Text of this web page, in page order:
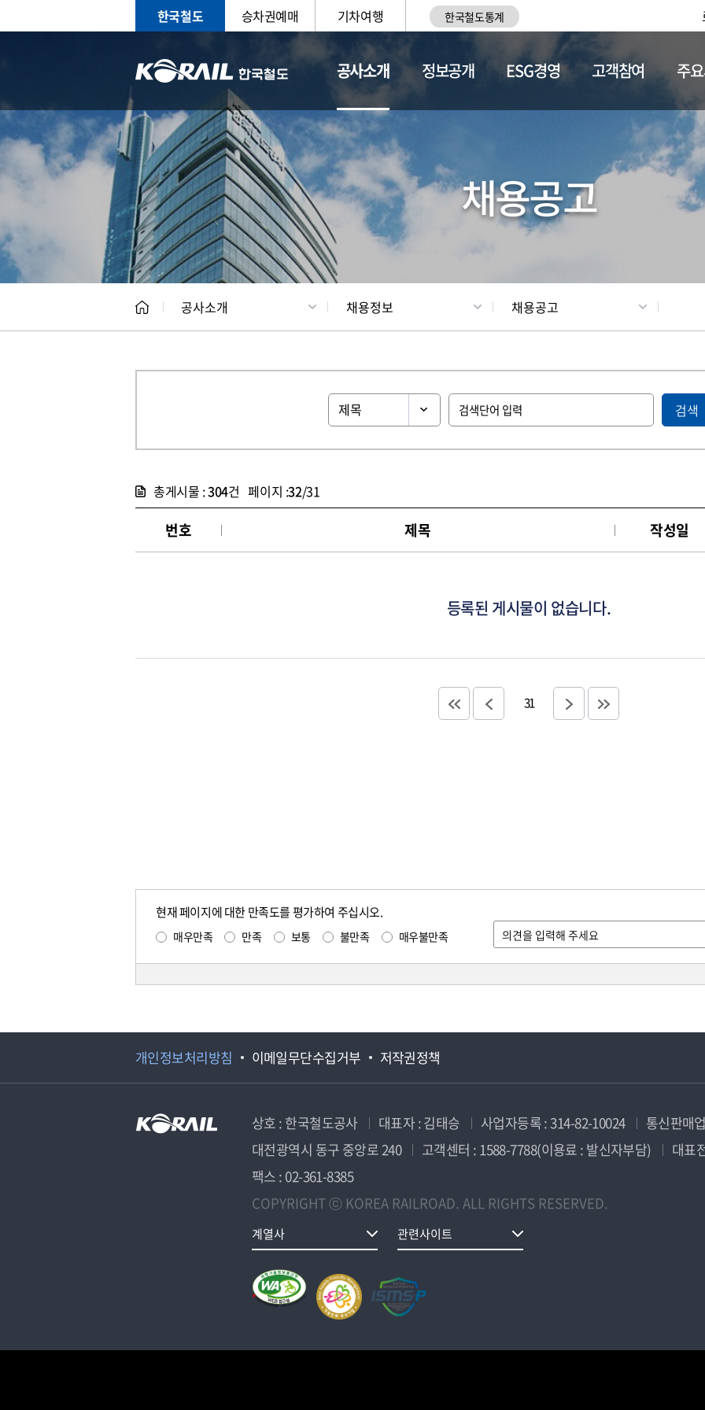
한국철도 승차권예매 기차여행 한국철도통계
공사소개
CEO 일반현황 채용정보
정보공개 ESG경영 고객참여 주
채용공고
공사소개 채용정보 채용공고
검색
총게시물 :304건 페이지 :32/31
번호 제목 작성일
등록된 게시물이 없습니다.
31
현재 페이지에 대한 만족도를 평가하여 주십시오.
매우만족 만족 보통 불만족 매우불만족
개인정보처리방침 이메일무단수집거부 저작권정책
상호 : 한국철도공사 대표자 : 김태승 사업자등록 : 314-82-10024
통신판매
대전광역시 동구 중앙로 240
고객센터 : 1588-7788(이용료 : 발신자부담)
대표
팩스 : 02-361-8385
COPYRIGHT ⓒ KOREA RAILROAD. ALL RIGHTS RESERVED.
계열사 관련사이트